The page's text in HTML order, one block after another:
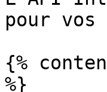
pour
{%
%}